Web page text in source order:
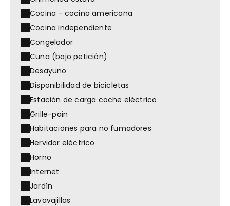
Cocina - cocina americana
Cocina independiente
Congelador
Cuna (bajo petición)
Desayuno
Disponibilidad de bicicletas
Estación de carga coche eléctrico
Grille-pain
Habitaciones para no fumadores
Hervidor eléctrico
Horno
Internet
Jardín
Lavavajillas